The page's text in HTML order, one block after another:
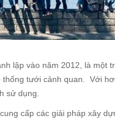
lập vào năm 2012, là một
tưới cảnh quan. Với
sử dụng.
cấp các giải pháp xây